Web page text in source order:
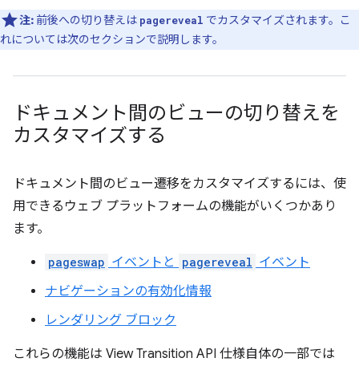
注: 前後への切り替えは pagereveal でカスタマイズされます。こ
れについては次のセクションで説明します。
ドキュメント間のビューの切り替えを
カスタマイズする
ドキュメント間のビュー遷移をカスタマイズするには、使
用できるウェブ プラットフォームの機能がいくつかあり
ます。
pageswap イベントと pagereveal イベント
ナビゲーションの有効化情報
レンダリング ブロック
これらの機能は View Transition API 仕様自体の一部では